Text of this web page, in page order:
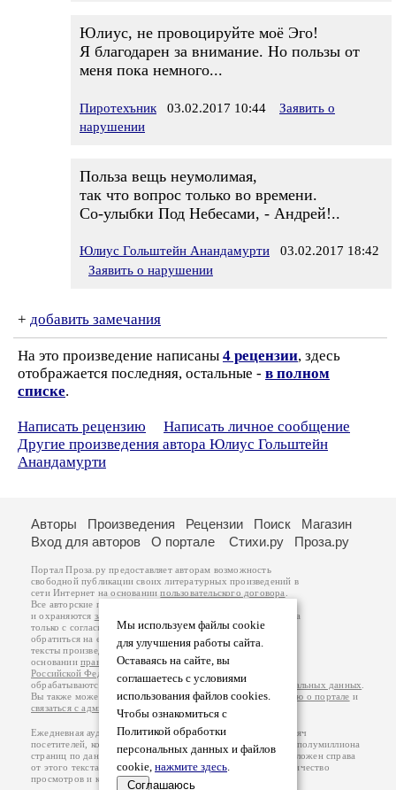
Юлиус, не провоцируйте моё Эго!
Я благодарен за внимание. Но пользы от
меня пока немного...
Пиротехъник 03.02.2017 10:44
Заявить о
нарушении
Польза вещь неумолимая,
так что вопрос только во времени.
Со-улыбки Под Небесами, - Андрей!..
Юлиус Гольштейн Анандамурти 03.02.2017 18:42
Заявить о нарушении
+ добавить замечания
На это произведение написаны 4 рецензии, здесь
отображается последняя, остальные - в полном
списке.
Написать рецензию
Написать личное сообщение
Другие произведения автора Юлиус Гольштейн
Анандамурти
Мы используем файлы cookie
для улучшения работы сайта.
Оставаясь на сайте, вы
соглашаетесь с условиями
использования файлов cookies.
Чтобы ознакомиться с
Политикой обработки
персональных данных и файлов
cookie, нажмите здесь.
Соглашаюсь
Авторы Произведения Рецензии Поиск
Магазин
Вход для авторов
О портале Стихи.ру Проза.ру
Портал Проза.ру предоставляет авторам возможность
свободной публикации своих литературных произведений в
сети Интернет на основаниипользовательского договора
Все авторские права на произведения принадлежат авторам
и охраняются законом
. Перепечатка произведений возможна
только с согласия его автора, к которому вы можете
обратиться на его авторской странице. Ответственность за
тексты произведений авторы несут самостоятельно на
основанииправил публикацииизаконодательства
Российской Федерации
обрабатываются на основанииПолитики обработки персональных данных
Вы также можете посмотреть более подробнуюинформацию о портале и
связаться с администрацией
Ежедневная аудитория портала Проза.ру – порядка 100 тысяч
посетителей, которые в общей сумме просматривают более полумиллиона
страниц по данным счетчика посещаемости, который расположен справа
от этого текста. В каждой графе указано по две цифры: количество
просмотров и количество посетителей.